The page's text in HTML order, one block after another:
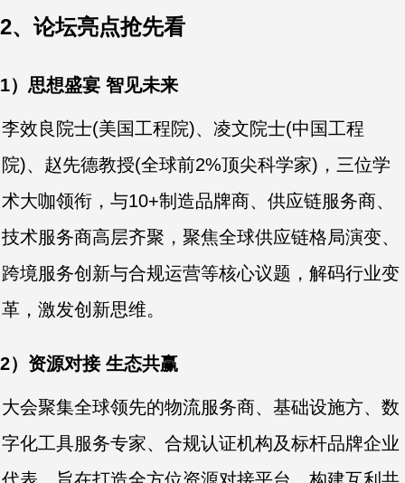
2、论坛亮点抢先看
1）思想盛宴 智见未来
李效良院士(美国工程院)、凌文院士(中国工程
院)、赵先德教授(全球前2%顶尖科学家)，三位学
术大咖领衔，与10+制造品牌商、供应链服务商、
技术服务商高层齐聚，聚焦全球供应链格局演变、
跨境服务创新与合规运营等核心议题，解码行业变
革，激发创新思维。
2）资源对接 生态共赢
大会聚集全球领先的物流服务商、基础设施方、数
字化工具服务专家、合规认证机构及标杆品牌企业